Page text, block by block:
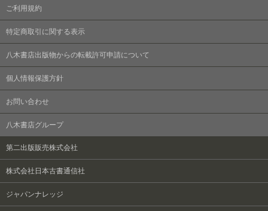
ご利用規約
特定商取引に関する表示
八木書店出版物からの転載許可申請について
個人情報保護方針
お問い合わせ
八木書店グループ
第二出版販売株式会社
株式会社日本古書通信社
ジャパンナレッジ